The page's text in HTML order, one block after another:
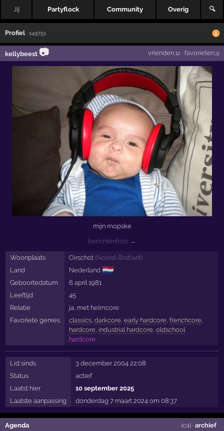
Jij Partyflock Community Overig 🔍
Profiel · 149751
kellybeest 📷 vrienden,12 · favorieten,9
mijn mopske
berichtenfoto →
Woonplaats Oirschot (Noord-Brabant)
Land
Nederland 🇳🇱
Geboortedatum
6 april 1981
Leeftijd
45
Relatie
ja, met helmcore
Favoriete genres
classics, darkcore early hardcore frenchcore
hardcore industrial hardcore oldschool
hardcore
Lid sinds
3 december 2004 22:08
Status
actief
Laatst hier
10 september 2025
Laatste aanpassing
donderdag 7 maart 2024 om 08:37
Agenda ical· archief